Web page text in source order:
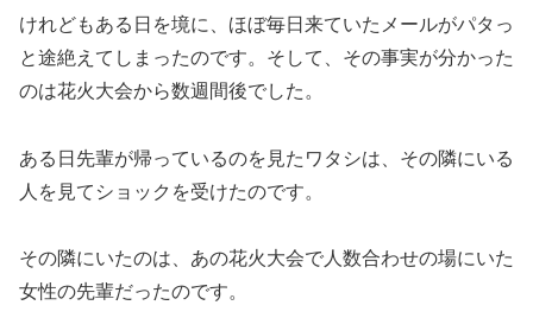
けれどもある日を境に、ほぼ毎日来ていたメールがパタっ
と途絶えてしまったのです。そして、その事実が分かった
のは花火大会から数週間後でした。
ある日先輩が帰っているのを見たワタシは、その隣にいる
人を見てショックを受けたのです。
その隣にいたのは、あの花火大会で人数合わせの場にいた
女性の先輩だったのです。